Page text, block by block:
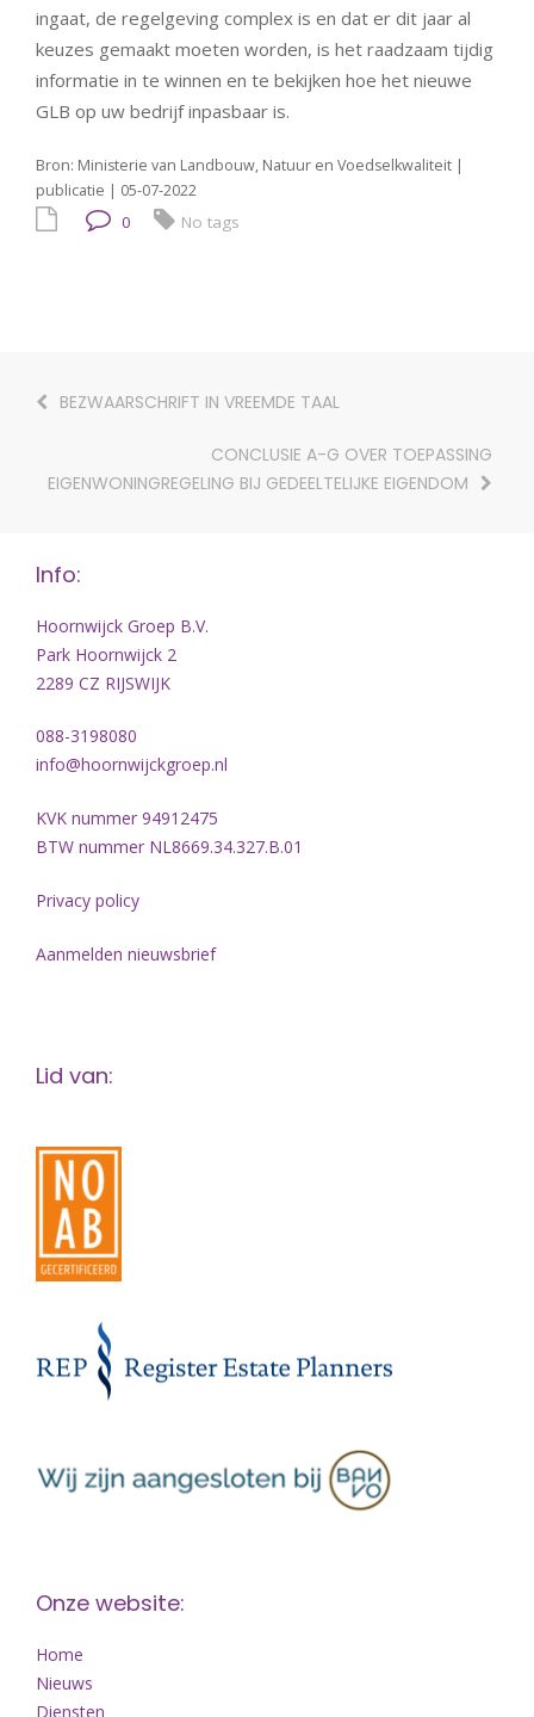
ingaat, de regelgeving complex is en dat er dit jaar al
keuzes gemaakt moeten worden, is het raadzaam tijdig
informatie in te winnen en te bekijken hoe het nieuwe
GLB op uw bedrijf inpasbaar is.
Bron: Ministerie van Landbouw, Natuur en Voedselkwaliteit |
publicatie | 05-07-2022
0 No tags
BEZWAARSCHRIFT IN VREEMDE TAAL
CONCLUSIE A-G OVER TOEPASSING
EIGENWONINGREGELING BIJ GEDEELTELIJKE EIGENDOM
Info:
Hoornwijck Groep B.V.
Park Hoornwijck 2
2289 CZ RIJSWIJK
088-3198080
info@hoornwijckgroep.nl
KVK nummer 94912475
BTW nummer NL8669.34.327.B.01
Privacy policy
Aanmelden nieuwsbrief
Lid van:
Onze website:
Home
Nieuws
Diensten